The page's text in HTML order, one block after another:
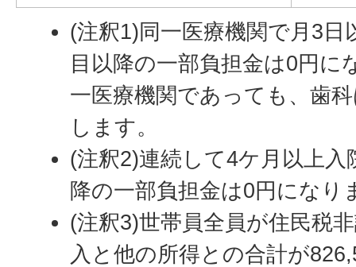
(注釈1)同一医療機関で月3日
目以降の一部負担金は0円に
一医療機関であっても、歯
します。
(注釈2)連続して4ケ月以上
降の一部負担金は0円になり
(注釈3)世帯員全員が住民税
入と他の所得との合計が